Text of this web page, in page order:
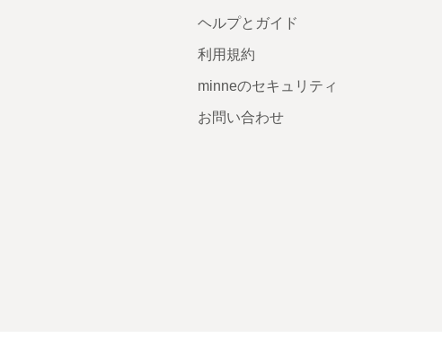
ヘルプとガイド
利用規約
minneのセキュリティ
お問い合わせ